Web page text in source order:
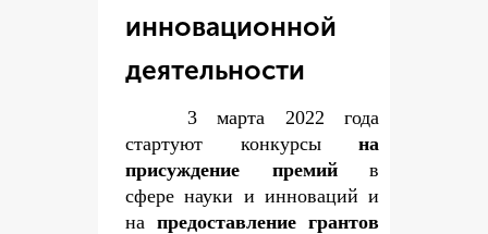
инновационной
деятельности
3 марта 2022 года
стартуют конкурсына
присуждение премийв
сфере науки и инноваций и
на предоставление грантов